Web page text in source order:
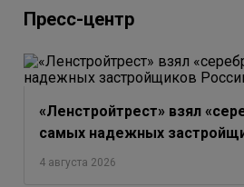
Пресс-центр
«Ленстройтрест» взял
самых надежных
4 августа 2026